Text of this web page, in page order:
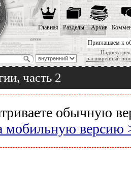
Приглашаем к
Надоела
расширенный
Главная Разделы Архив
часть 2
обычную
мобильную версию